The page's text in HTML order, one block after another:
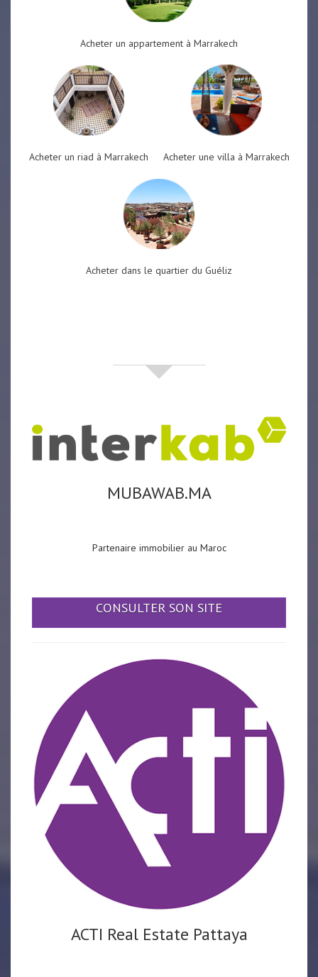
Acheter un appartement à Marrakech
Acheter un riad à Marrakech Acheter une villa à Marrakech
Acheter dans le quartier du Guéliz
MUBAWAB.MA
Partenaire immobilier au Maroc
CONSULTER SON SITE
ACTI Real Estate Pattaya